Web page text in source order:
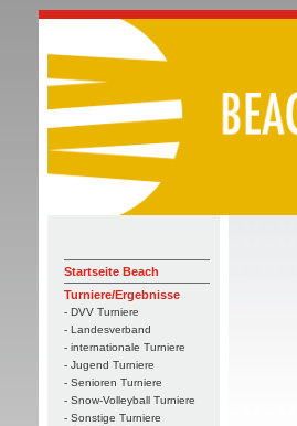
Startseite Beach
Turniere/Ergebnisse
- DVV Turniere
- Landesverband
- internationale Turniere
- Jugend Turniere
- Senioren Turniere
- Snow-Volleyball Turniere
- Sonstige Turniere